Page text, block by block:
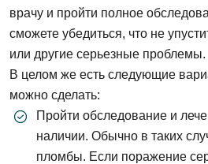
врачу и пройти полное
сможете убедиться, что не
или другие серьезные проблемы.
В целом же есть следующие
можно сделать:
Пройти обследование и
наличии. Обычно в таких
пломбы. Если поражение